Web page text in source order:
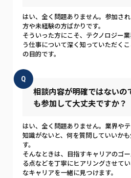
はい、全く問題ありません。参加さ
方や未経験の方ばかりです。
そういった方にこそ、テクノロジー
う仕事について深く知っていただく
の目的です。
Q
相談内容が明確ではないの
も参加して大丈夫ですか？
はい、全く問題ありません。業界や
知識がないと、何を質問していいか
す。
そんなときは、目指すキャリアのゴ
る点などを丁寧にヒアリングさせて
なキャリアを一緒に見つけます。